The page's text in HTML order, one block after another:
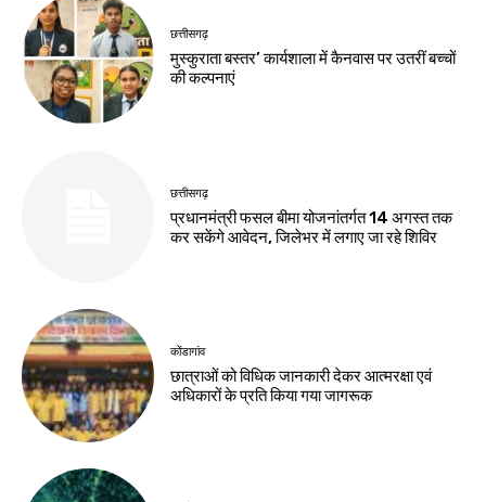
छत्तीसगढ़
मुस्कुराता बस्तर’ कार्यशाला में कैनवास पर उतरीं बच्चों
की कल्पनाएं
छत्तीसगढ़
प्रधानमंत्री फसल बीमा योजनांतर्गत 14 अगस्त तक
कर सकेंगे आवेदन, जिलेभर में लगाए जा रहे शिविर
कोंडागांव
छात्राओं को विधिक जानकारी देकर आत्मरक्षा एवं
अधिकारों के प्रति किया गया जागरूक